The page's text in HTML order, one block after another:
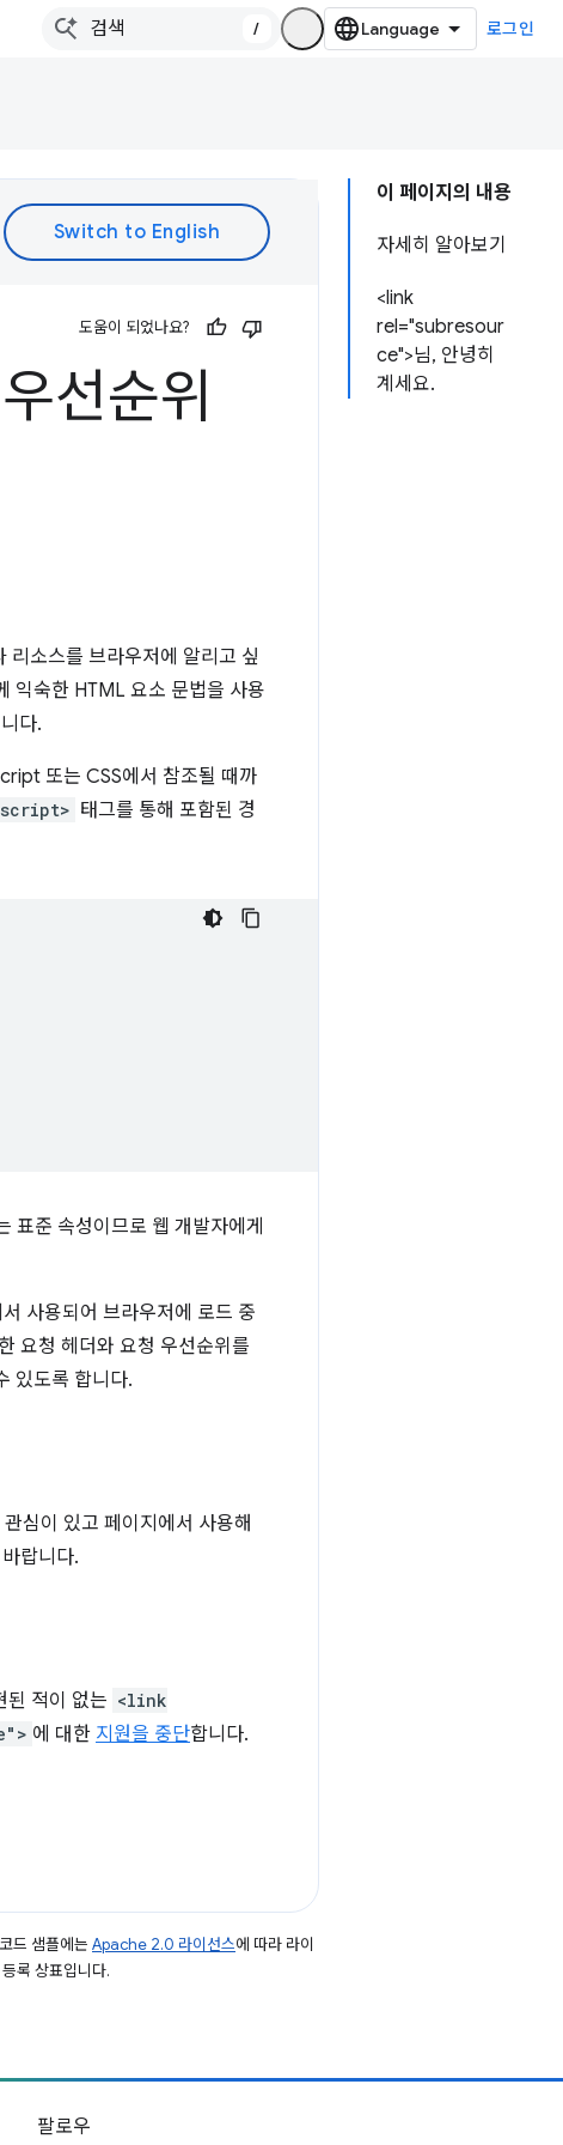
/ 로그인
이 페이지의 내용
자세히 알아보기
<link
rel="subresour
ce">님, 안녕히
계세요.
도움이 되었나요?
선순위
리소스를 브라우저에 알리고 싶
익숙한 HTML 요소 문법을 사용
다.
또는 CSS에서 참조될 때까
태그를 통해 포함된 경
표준 속성이므로 웹 개발자에게
사용되어 브라우저에 로드 중
요청 헤더와 요청 우선순위를
있도록 합니다.
심이 있고 페이지에서 사용해
랍니다.
된 적이 없는 <link
에 대한 지원을 중단합니다.
드 샘플에는 Apache 2.0 라이선스에 따라 라이
록 상표입니다.
팔로우